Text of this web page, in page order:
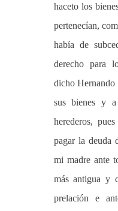
haceto los
pertenecían,
había de
derecho para
dicho Hernando
sus bienes y
herederos,
pagar la deuda
mi madre ante
más antigua y
prelación e